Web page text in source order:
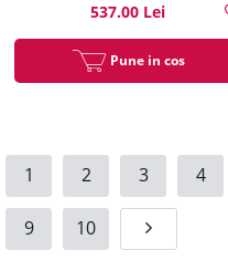
537.00 Lei
Pune in cos
1 2 3 4
9 10